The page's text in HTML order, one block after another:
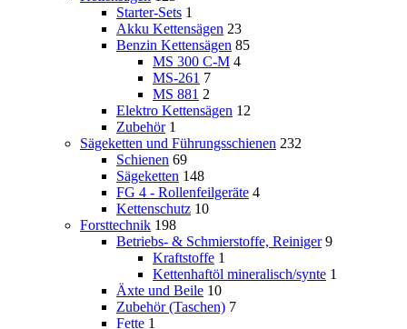
Starter-Sets 1
Akku Kettensägen 23
Benzin Kettensägen 85
MS 300 C-M 4
MS-261 7
MS 881 2
Elektro Kettensägen 12
Zubehör 1
Sägeketten und Führungsschienen 232
Schienen 69
Sägeketten 148
FG 4 - Rollenfeilgeräte 4
Kettenschutz 10
Forsttechnik 198
Betriebs- & Schmierstoffe, Reiniger 9
Kraftstoffe 1
Kettenhaftöl mineralisch/synte 1
Äxte und Beile 10
Zubehör (Taschen) 7
Fette 1